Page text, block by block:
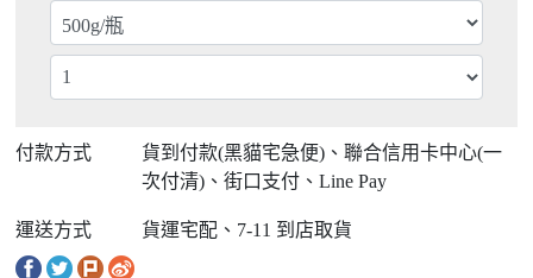
付款方式
貨到付款(黑貓宅急便)、聯合信用卡中心(一
次付清)、街口支付、Line Pay
運送方式 貨運宅配、7-11 到店取貨